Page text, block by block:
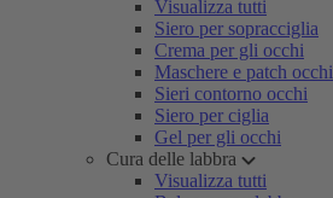
Visualizza tutti
Siero per sopracciglia
Crema per gli occhi
Maschere e patch occhi
Sieri contorno occhi
Siero per ciglia
Gel per gli occhi
Cura delle labbra
Visualizza tutti